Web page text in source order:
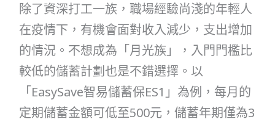
除了資深打工一族，職場經驗尚淺的年輕人
在疫情下，有機會面對收入減少，支出增加
的情況。不想成為「月光族」，入門門檻比
較低的儲蓄計劃也是不錯選擇。以
「EasySave智易儲蓄保ES1」為例，每月的
定期儲蓄金額可低至500元，儲蓄年期僅為3